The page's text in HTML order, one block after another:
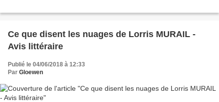
Ce que disent les nuages de Lorris MURAIL -
Avis littéraire
Publié le 04/06/2018 à 12:33
Par Gloewen